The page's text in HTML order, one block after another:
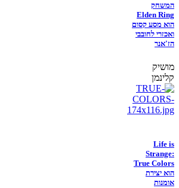
המשחק
Elden Ring
הוא מסע קסום
ואכזרי לחובבי
הז'אנר
מושיק
קלינמן
Life is
Strange:
True Colors
הוא יצירת
אומנות